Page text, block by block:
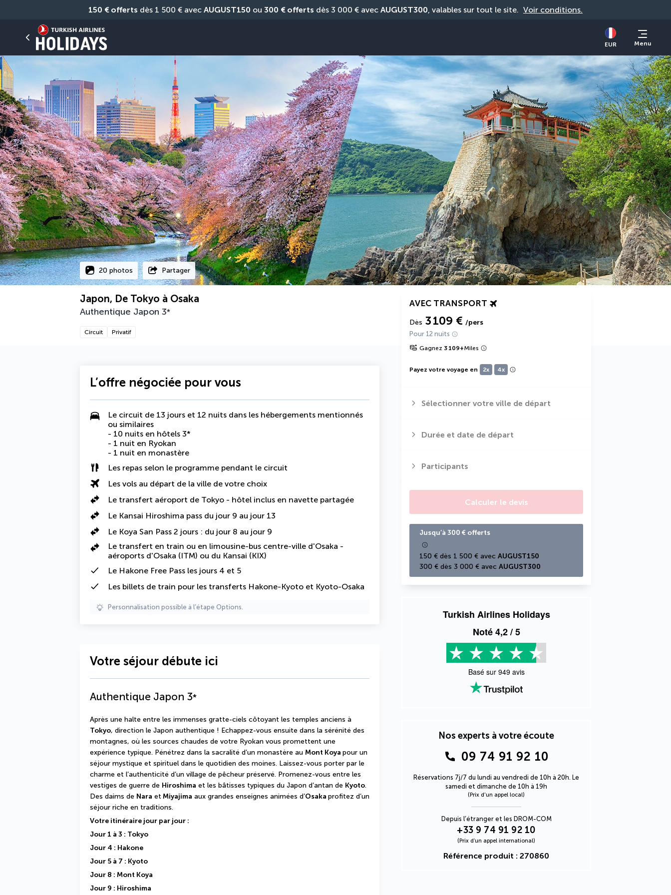
150 € offerts dès 1 500 € avec AUGUST150 ou 300 € offerts dès 3 000 € avec AUGUST300, valables sur tout le site. Voir conditions.
EUR Menu
20 photos Partager
Japon, De Tokyo à Osaka
Authentique Japon 3*
Circuit Privatif
AVEC TRANSPORT
Dès 3 109 € /pers
Pour 12 nuits
Gagnez 3 109+Miles
Payez votre voyage en 2x 4x
Sélectionner votre ville de départ
Durée et date de départ
Participants
Calculer le devis
Jusqu’à 300 € offerts
150 € dès 1 500 € avec AUGUST150
300 € dès 3 000 € avec AUGUST300
Turkish Airlines Holidays
Noté4,2/ 5
Basé sur 949avis
Nos experts à votre écoute
09 74 91 92 10
Réservations 7j/7 du lundi au vendredi de 10h à 20h. Le
samedi et dimanche de 10h à 19h
(Prix d'un appel local)
Depuis l’étranger et les DROM-COM
+33 9 74 91 92 10
(Prix d’un appel international)
Référence produit : 270860
L’offre négociée pour vous
Le circuit de 13 jours et 12 nuits dans les hébergements mentionnés
ou similaires
- 10 nuits en hôtels 3*
- 1 nuit en Ryokan
- 1 nuit en monastère
Les repas selon le programme pendant le circuit
Les vols au départ de la ville de votre choix
Le transfert aéroport de Tokyo - hôtel inclus en navette partagée
Le Kansai Hiroshima pass du jour 9 au jour 13
Le Koya San Pass 2 jours : du jour 8 au jour 9
Le transfert en train ou en limousine-bus centre-ville d'Osaka -
aéroports d'Osaka (ITM) ou du Kansai (KIX)
Le Hakone Free Pass les jours 4 et 5
Les billets de train pour les transferts Hakone-Kyoto et Kyoto-Osaka
Personnalisation possible à l’étape Options.
Votre séjour débute ici
Authentique Japon 3*
Tokyo, direction le Japon authentique ! Echappez-vous ensuite dans la sérénité des
montagnes, où les sources chaudes de votre Ryokan vous promettent une
expérience typique. Pénétrez dans la sacralité d’un monastère au Mont Koya pour un
séjour mystique et spirituel dans le quotidien des moines. Laissez-vous porter par le
charme et l’authenticité d’un village de pêcheur préservé. Promenez-vous entre les
vestiges de guerre de Hiroshima et les bâtisses typiques du Japon d’antan de Kyoto.
Des daims de Nara et Miyajima aux grandes enseignes animées d’Osaka profitez d’un
séjour riche en traditions.
Votre itinéraire jour par jour :
Jour 1 à 3 : Tokyo
Jour 4 : Hakone
Jour 5 à 7 : Kyoto
Jour 8 : Mont Koya
Jour 9 : Hiroshima